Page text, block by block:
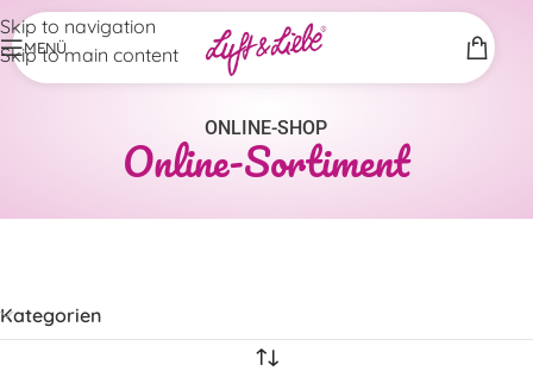
Skip to navigation
Skip to main content
MENÜ
ONLINE-SHOP
Online-Sortiment
Kategorien